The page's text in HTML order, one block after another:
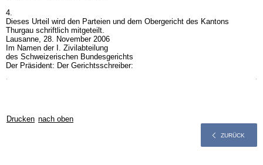
4.
Dieses Urteil wird den Parteien und dem Obergericht des Kantons
Thurgau schriftlich mitgeteilt.
Lausanne, 28. November 2006
Im Namen der I. Zivilabteilung
des Schweizerischen Bundesgerichts
Der Präsident: Der Gerichtsschreiber:
Drucken nach oben
ZURÜCK